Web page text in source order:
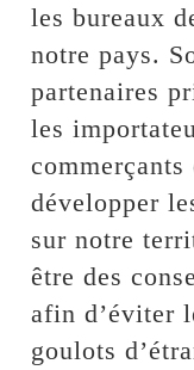
les bureaux
notre pays.
partenaires
les
développer
sur notre
être des
afin d’éviter
goulots